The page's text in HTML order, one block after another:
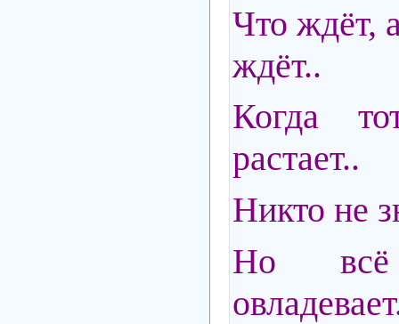
Что ждёт,
ждёт..
Когда
растает..
Никто не
Но